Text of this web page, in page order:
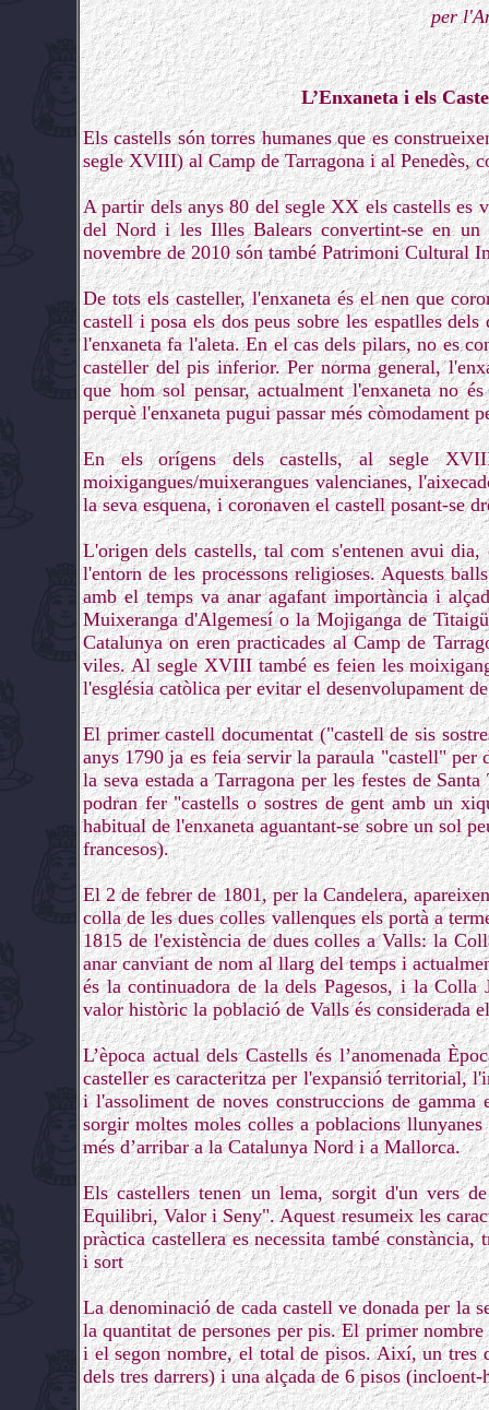
per
L’Enxaneta i els
Els castells són torres humanes que es
segle XVIII) al Camp de Tarragona i al Penedès,
A partir dels anys 80 del segle XX els castells es
del Nord i les Illes Balears convertint-se en
novembre de 2010 són també Patrimoni Cultural
De tots els casteller, l'enxaneta és el nen que
castell i posa els dos peus sobre les espatlles
l'enxaneta fa l'aleta. En el cas dels pilars, no es
casteller del pis inferior. Per norma general,
que hom sol pensar, actualment l'enxaneta no
perquè l'enxaneta pugui passar més còmodament
En els orígens dels castells, al segle
moixigangues/muixerangues valencianes,
la seva esquena, i coronaven el castell posant-se
L'origen dels castells, tal com s'entenen avui
l'entorn de les processons religioses. Aquests
amb el temps va anar agafant importància i
Muixeranga d'Algemesí o la Mojiganga de
Catalunya on eren practicades al Camp de
viles. Al segle XVIII també es feien les
l'església catòlica per evitar el desenvolupament
El primer castell documentat ("castell de sis
anys 1790 ja es feia servir la paraula "castell"
la seva estada a Tarragona per les festes de
podran fer "castells o sostres de gent amb un
habitual de l'enxaneta aguantant-se sobre un sol
francesos).
El 2 de febrer de 1801, per la Candelera,
colla de les dues colles vallenques els portà a
1815 de l'existència de dues colles a Valls: la
anar canviant de nom al llarg del temps i
és la continuadora de la dels Pagesos, i la
valor històric la població de Valls és considerada
L’època actual dels Castells és l’anomenada
casteller es caracteritza per l'expansió territorial,
i l'assoliment de noves construccions de
sorgir moltes moles colles a poblacions
més d’arribar a la Catalunya Nord i a Mallorca.
Els castellers tenen un lema, sorgit d'un vers
Equilibri, Valor i Seny". Aquest resumeix les
pràctica castellera es necessita també
i sort
La denominació de cada castell ve donada per la
la quantitat de persones per pis. El primer
i el segon nombre, el total de pisos. Així, un tres
dels tres darrers) i una alçada de 6 pisos